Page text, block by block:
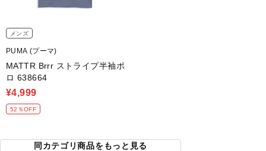
メンズ
PUMA (プーマ)
MATTR Brrr ストライプ半袖ポ
ロ 638664
¥4,999
52％OFF
同カテゴリ商品をもっと見る